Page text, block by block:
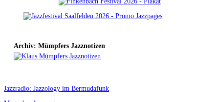
Archiv: Mümpfers Jazznotizen
Jazzradio: Jazzology im Bermudafunk